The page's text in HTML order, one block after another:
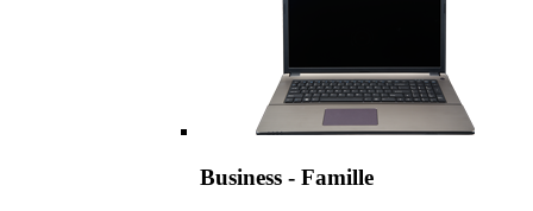
Business - Famille